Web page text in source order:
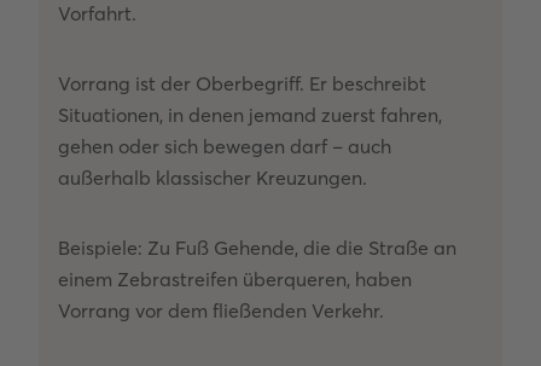
Vorfahrt.
Vorrang ist der Oberbegriff. Er beschreibt
Situationen, in denen jemand zuerst fahren,
gehen oder sich bewegen darf – auch
außerhalb klassischer Kreuzungen.
Beispiele: Zu Fuß Gehende, die die Straße an
einem Zebrastreifen überqueren, haben
Vorrang vor dem fließenden Verkehr.